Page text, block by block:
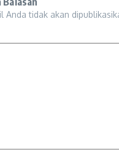
Anda tidak akan